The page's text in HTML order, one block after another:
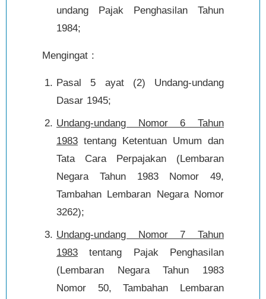
undang Pajak Penghasilan Tahun
1984;
Mengingat :
Pasal 5 ayat (2) Undang-undang
Dasar 1945;
Undang-undang Nomor 6 Tahun
1983 tentang Ketentuan Umum dan
Tata Cara Perpajakan (Lembaran
Negara Tahun 1983 Nomor 49,
Tambahan Lembaran Negara Nomor
3262);
Undang-undang Nomor 7 Tahun
1983 tentang Pajak Penghasilan
(Lembaran Negara Tahun 1983
Nomor 50, Tambahan Lembaran